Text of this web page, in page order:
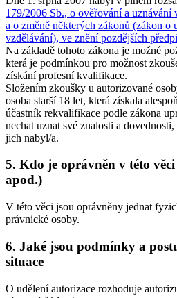
179/2006 Sb., o ověřování a
a o změně některých zákonů (zákon o
vzdělávání), ve znění pozdějších
Na základě tohoto zákona je možné
která je podmínkou pro možnost
získání profesní kvalifikace.
Složením zkoušky u autorizované
osoba starší 18 let, která získala
účastník rekvalifikace podle zákona
nechat uznat své znalosti a
jich nabyl/a.
5. Kdo je oprávněn v této
apod.)
V této věci jsou oprávněny jednat
právnické osoby.
6. Jaké jsou podmínky a
situace
O udělení autorizace rozhoduje